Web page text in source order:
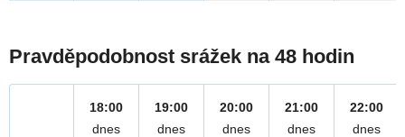
Pravděpodobnost srážek na 48 hodin
18:00
dnes
19:00
dnes
20:00
dnes
21:00
dnes
22:00
dnes